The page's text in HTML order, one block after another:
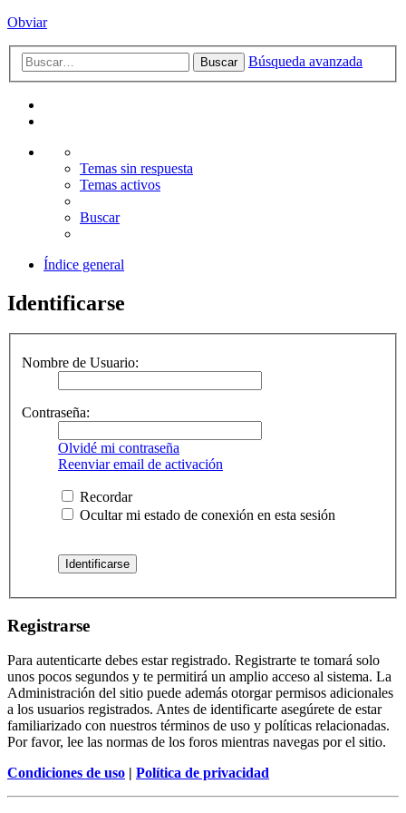
Obviar
Buscar Búsqueda avanzada
Temas sin respuesta
Temas activos
Buscar
Índice general
Identificarse
Nombre de Usuario:
Contraseña:
Olvidé mi contraseña
Reenviar email de activación
Recordar
Ocultar mi estado de conexión en esta sesión
Registrarse
Para autenticarte debes estar registrado. Registrarte te tomará solo
unos pocos segundos y te permitirá un amplio acceso al sistema. La
Administración del sitio puede además otorgar permisos adicionales
a los usuarios registrados. Antes de identificarte asegúrete de estar
familiarizado con nuestros términos de uso y políticas relacionadas.
Por favor, lee las normas de los foros mientras navegas por el sitio.
Condiciones de uso | Política de privacidad